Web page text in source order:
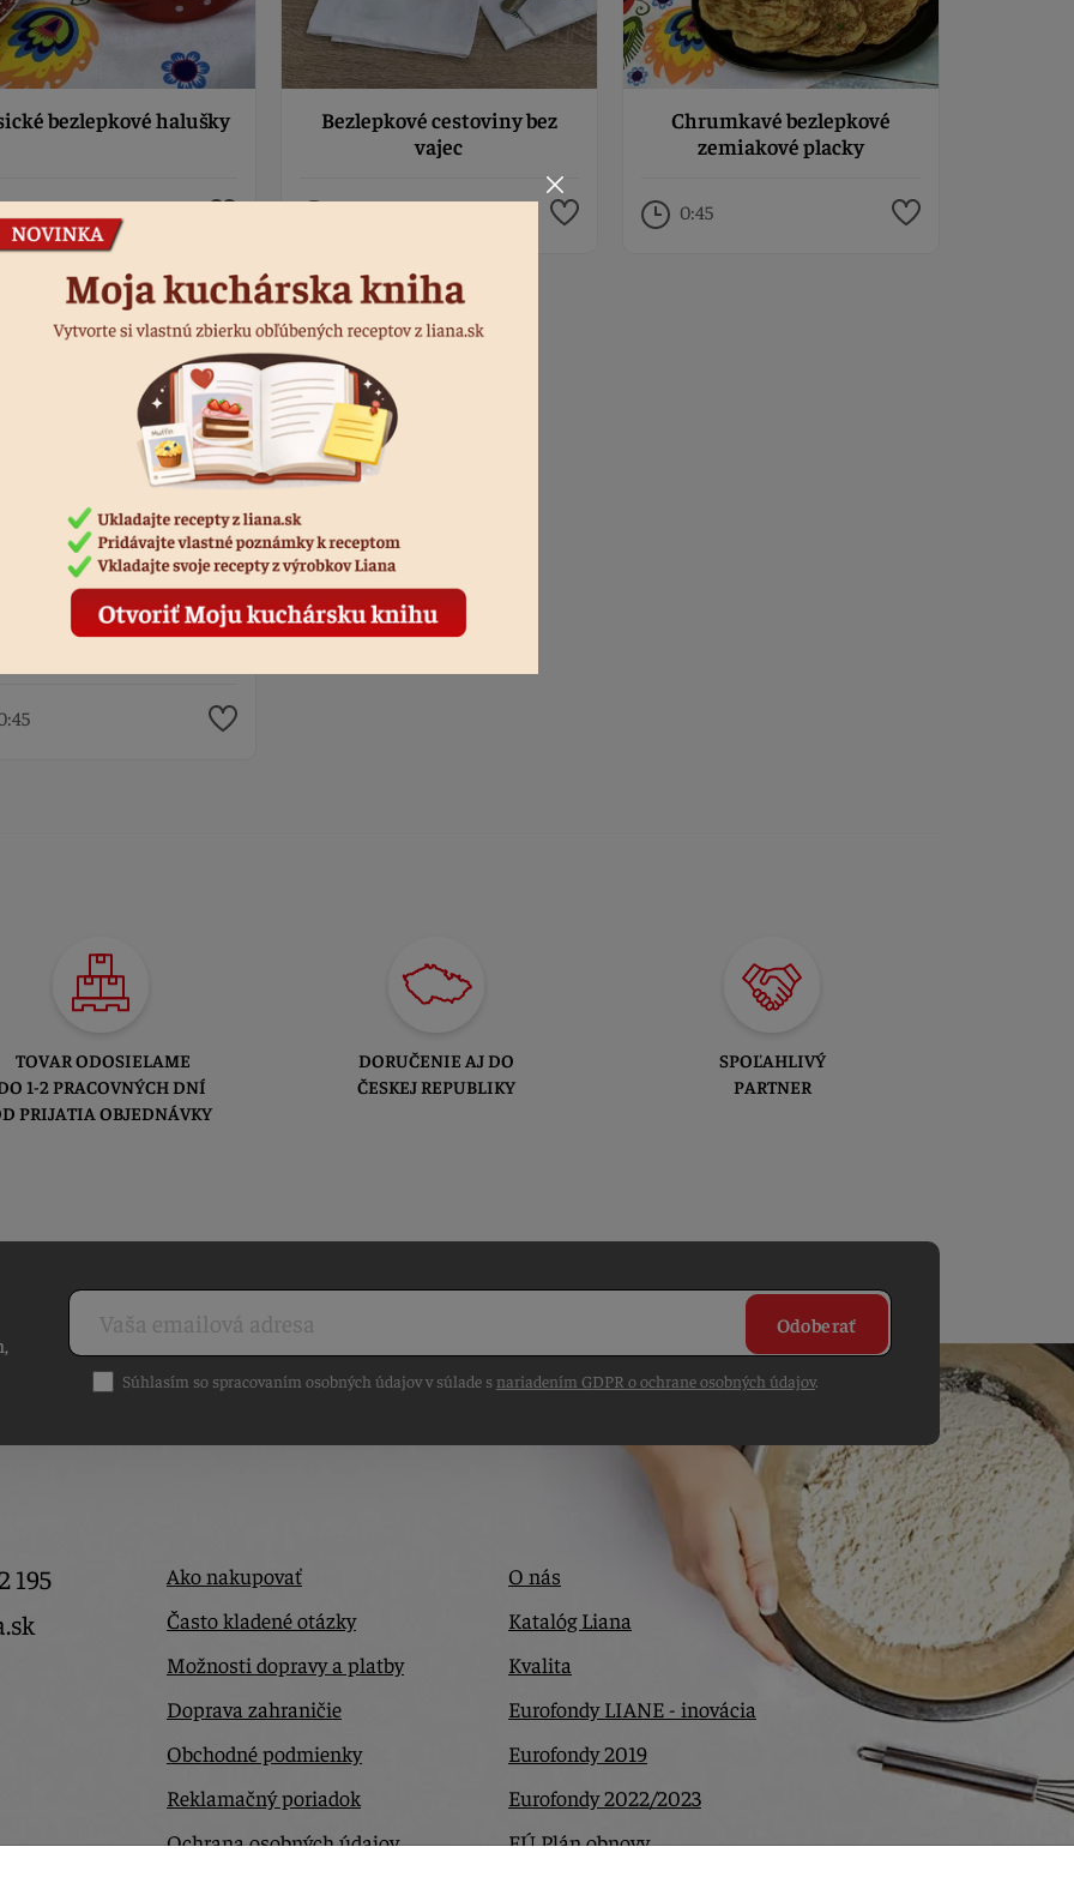
bezlepkové halušky
Bezlepkové cestoviny bez
vajec
Chrumkavé bezlepkové
zemiakové placky
0:45
jahodové gule z
TOVAR ODOSIELAME
1-2 PRACOVNÝCH DNÍ
PRIJATIA OBJEDNÁVKY
DORUČENIE AJ DO
ČESKEJ REPUBLIKY
SPOĽAHLIVÝ
PARTNER
Odoberať
Súhlasím so spracovaním osobných údajov v súlade snariadením GDPR o ochrane osobných údajov.
195
Ako nakupovať
Často kladené otázky
Možnosti dopravy a platby
Doprava zahraničie
Obchodné podmienky
Reklamačný poriadok
Ochrana osobných údajov
O nás
Katalóg Liana
Kvalita
Eurofondy LIANE - inovácia
Eurofondy 2019
Eurofondy 2022/2023
EÚ Plán obnovy